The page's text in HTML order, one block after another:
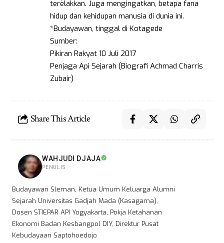
terèlakkan. Juga mengingatkan, betapa fana
hidup dan kehidupan manusia di dunia ini.
*Budayawan, tinggal di Kotagede
Sumber:
Pikiran Rakyat 10 Juli 2017
Penjaga Api Sejarah (Biografi Achmad Charris
Zubair)
Share This Article
WAHJUDI DJAJA
PENULIS
Budayawan Sleman, Ketua Umum Keluarga Alumni
Sejarah Universitas Gadjah Mada (Kasagama),
Dosen STIEPAR API Yogyakarta, Pokja Ketahanan
Ekonomi Badan Kesbangpol DIY, Direktur Pusat
Kebudayaan Saptohoedojo